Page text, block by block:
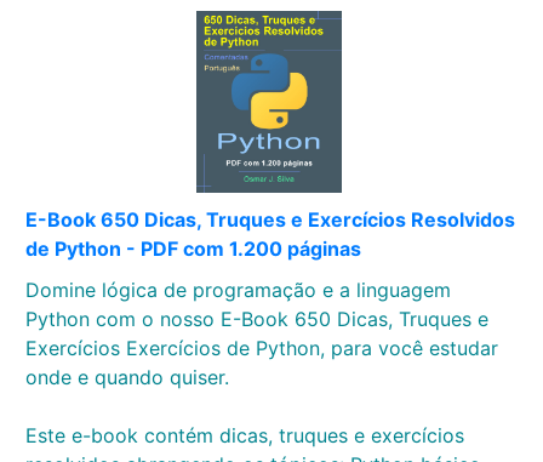
E-Book 650 Dicas, Truques e Exercícios Resolvidos
de Python - PDF com 1.200 páginas
Domine lógica de programação e a linguagem
Python com o nosso E-Book 650 Dicas, Truques e
Exercícios Exercícios de Python, para você estudar
onde e quando quiser.
Este e-book contém dicas, truques e exercícios